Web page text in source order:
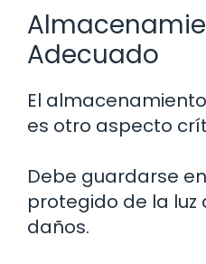
Adecuado
El
es otro aspecto
Debe guardarse
protegido de la
daños.